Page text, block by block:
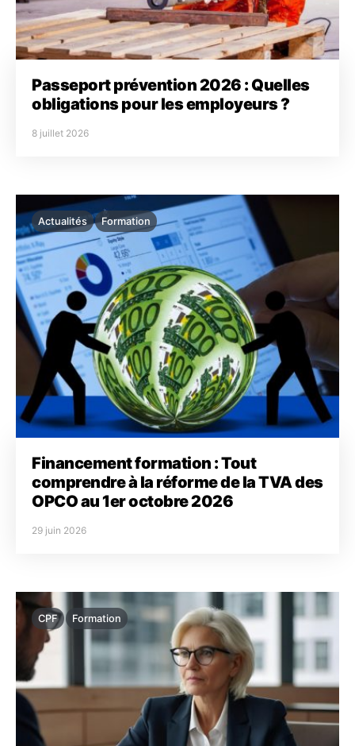
Passeport prévention 2026 : Quelles
obligations pour les employeurs ?
8 juillet 2026
Actualités Formation
Financement formation : Tout
comprendre à la réforme de la TVA des
OPCO au 1er octobre 2026
29 juin 2026
CPF Formation